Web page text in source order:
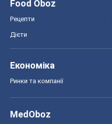
Food Oboz
Рецепти
Дієти
Економіка
Ринки та компанії
MedOboz